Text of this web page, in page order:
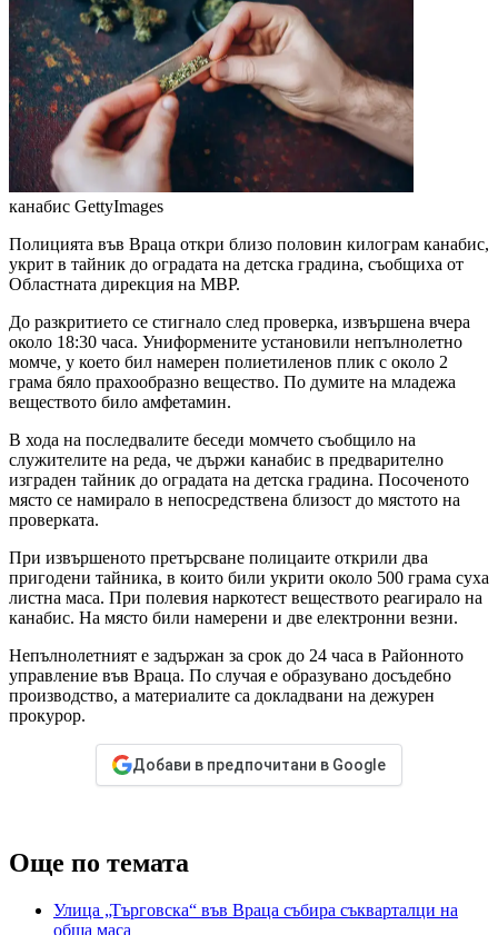
канабис GettyImages
Полицията във Враца откри близо половин килограм канабис,
укрит в тайник до оградата на детска градина, съобщиха от
Областната дирекция на МВР.
До разкритието се стигнало след проверка, извършена вчера
около 18:30 часа. Униформените установили непълнолетно
момче, у което бил намерен полиетиленов плик с около 2
грама бяло прахообразно вещество. По думите на младежа
веществото било амфетамин.
В хода на последвалите беседи момчето съобщило на
служителите на реда, че държи канабис в предварително
изграден тайник до оградата на детска градина. Посоченото
място се намирало в непосредствена близост до мястото на
проверката.
При извършеното претърсване полицаите открили два
пригодени тайника, в които били укрити около 500 грама суха
листна маса. При полевия наркотест веществото реагирало на
канабис. На място били намерени и две електронни везни.
Непълнолетният е задържан за срок до 24 часа в Районното
управление във Враца. По случая е образувано досъдебно
производство, а материалите са докладвани на дежурен
прокурор.
Добави в предпочитани в Google
Още по темата
Улица „Търговска“ във Враца събира съкварталци на
обща маса